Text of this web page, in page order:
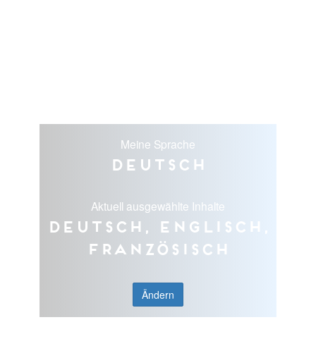
Meine Sprache
Deutsch
Aktuell ausgewählte Inhalte
Deutsch, Englisch,
Französisch
Ändern